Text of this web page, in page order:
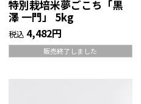
特別栽培米夢ごこち「黒
澤 一門」 5kg
税込 4,482円
販売終了しました